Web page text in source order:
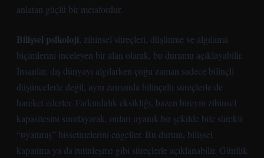
anlatan güçlü bir metafordur.
Bilişsel psikoloji , zihinsel süreçleri, düşünme ve algılama
biçimlerini inceleyen bir alan olarak, bu durumu açıklayabilir.
İnsanlar, dış dünyayı algılarken çoğu zaman sadece bilinçli
düşüncelerle değil, aynı zamanda bilinçaltı süreçlerle de
hareket ederler. Farkındalık eksikliği, bazen bireyin zihinsel
kapasitesini sınırlayarak, onları uyanık bir şekilde bile sürekli
“uyanmış” hissetmelerini engeller. Bu durum, bilişsel
kapanma ya da rutinleşme gibi süreçlerle açıklanabilir. Günlük